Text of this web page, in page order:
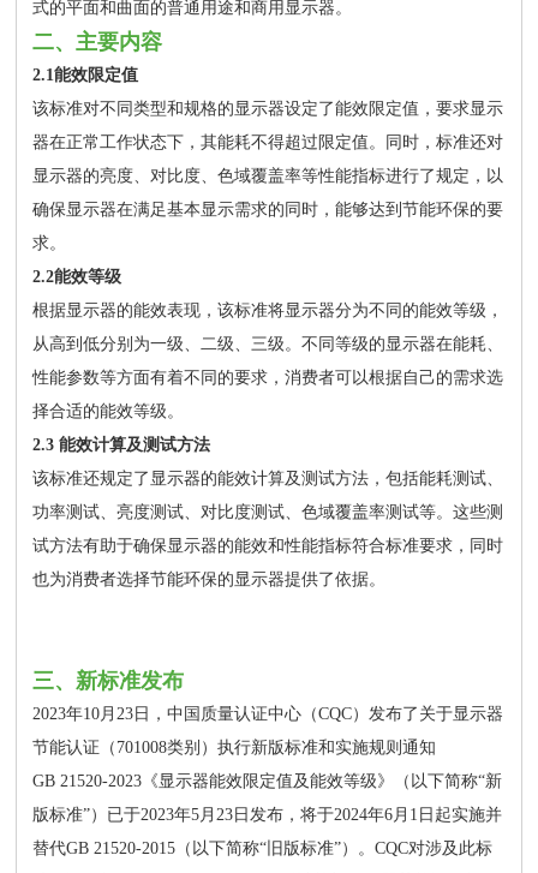
式的平面和曲面的普通用途和商用显示器。
二、主要内容
2.1能效限定值
该标准对不同类型和规格的显示器设定了能效限定值，要求显示
器在正常工作状态下，其能耗不得超过限定值。同时，标准还对
显示器的亮度、对比度、色域覆盖率等性能指标进行了规定，以
确保显示器在满足基本显示需求的同时，能够达到节能环保的要
求。
2.2能效等级
根据显示器的能效表现，该标准将显示器分为不同的能效等级，
从高到低分别为一级、二级、三级。不同等级的显示器在能耗、
性能参数等方面有着不同的要求，消费者可以根据自己的需求选
择合适的能效等级。
2.3 能效计算及测试方法
该标准还规定了显示器的能效计算及测试方法，包括能耗测试、
功率测试、亮度测试、对比度测试、色域覆盖率测试等。这些测
试方法有助于确保显示器的能效和性能指标符合标准要求，同时
也为消费者选择节能环保的显示器提供了依据。
三、新标准发布
2023年10月23日，中国质量认证中心（CQC）发布了关于显示器
节能认证（701008类别）执行新版标准和实施规则通知
GB 21520-2023《显示器能效限定值及能效等级》（以下简称“新
版标准”）已于2023年5月23日发布，将于2024年6月1日起实施并
替代GB 21520-2015（以下简称“旧版标准”）。CQC对涉及此标